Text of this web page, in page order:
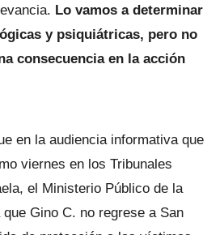
Lo vamos a determinar
y psiquiátricas, pero no
consecuencia en la acción
en la audiencia informativa que
viernes en los Tribunales
el Ministerio Público de la
Gino C. no regrese a San